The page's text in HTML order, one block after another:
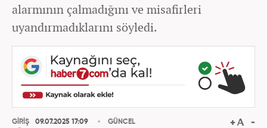
alarmının çalmadığını ve misafirleri
uyandırmadıklarını söyledi.
GİRİŞ
09.07.2025 17:09
GÜNCEL